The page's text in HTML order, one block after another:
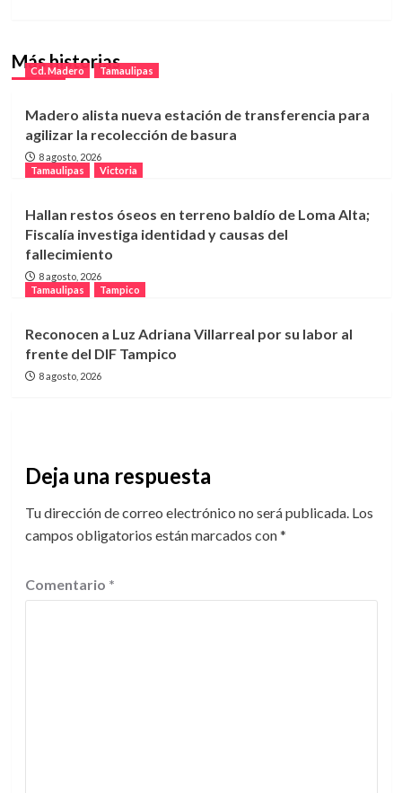
Más historias
Cd. Madero Tamaulipas
Madero alista nueva estación de transferencia para
agilizar la recolección de basura
8 agosto, 2026
Tamaulipas
Victoria
Hallan restos óseos en terreno baldío de Loma Alta;
Fiscalía investiga identidad y causas del
fallecimiento
8 agosto, 2026
Tamaulipas
Tampico
Reconocen a Luz Adriana Villarreal por su labor al
frente del DIF Tampico
8 agosto, 2026
Deja una respuesta
Tu dirección de correo electrónico no será publicada. Los
campos obligatorios están marcados con*
Comentario *